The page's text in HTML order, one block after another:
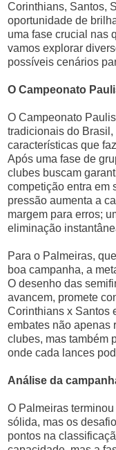
Corinthians, Santos,
oportunidade de
uma fase crucial nas
vamos explorar
possíveis cenários
O Campeonato
O Campeonato
tradicionais do Brasil,
características que
Após uma fase de
clubes buscam
competição entra em
pressão aumenta a
margem para erros;
eliminação
Para o Palmeiras,
boa campanha, a
O desenho das
avancem, promete
Corinthians x Santos
embates não apenas
clubes, mas também
onde cada lances
Análise da
O Palmeiras
sólida, mas os
pontos na